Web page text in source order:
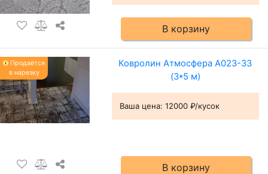
В корзину
Продаётся
в нарезку
Ковролин Атмосфера А023-33
(3*5 м)
Ваша цена: 12000 ₽/кусок
В корзину